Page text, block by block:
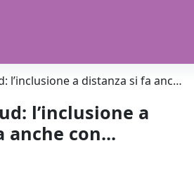
Non solo cloud: l’inclusione a distanza si fa anche con...
l’inclusione a
anche con...